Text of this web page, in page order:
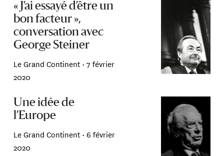
« J’ai essayé d’être un
bon facteur »,
conversation avec
George Steiner
Le Grand Continent •7 février
2020
Une idée de
l’Europe
Le Grand Continent • 6 février
2020